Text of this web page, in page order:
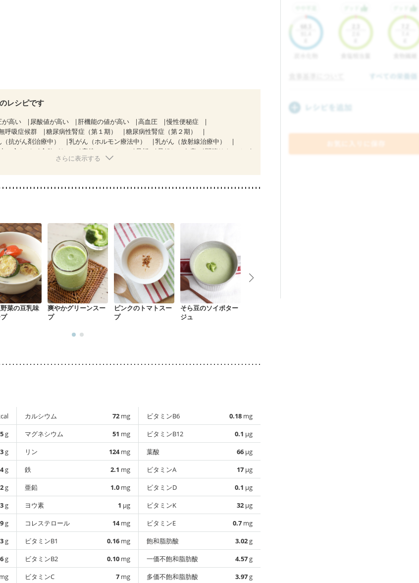
レシピです
が高い 尿酸値が高い 肝機能の値が高い 高血圧
慢性便秘症
呼吸症候群 糖尿病性腎症（第１期）
糖尿病性腎症（第２期）
抗がん剤治療中） 乳がん（ホルモン療法中）
乳がん（放射線治療中）
の方など
食欲がない 産後（ミルク） 骨折 骨粗しょう症
関節リウマチ
貧血対策 ニキビ・肌荒れ
さらに表示する
菜の豆乳味
爽やかグリーンスー
プ
ピンクのトマトスー
プ
そら豆のソイポター
ジュ
g
g
g
g
g
g
g
g
mg
カルシウム 72 mg
マグネシウム
51 mg
リン
124mg
鉄
2.1 mg
亜鉛
1.0 mg
ヨウ素
1 µg
コレステロール
14mg
ビタミンB1
0.16 mg
ビタミンB2
0.10 mg
ビタミンC
7 mg
ビタミンB6 0.18 mg
ビタミンB12
0.1 µg
葉酸
66 µg
ビタミンA
17 µg
ビタミンD
0.1 µg
ビタミンK
32 µg
ビタミンE
0.7 mg
飽和脂肪酸
3.02g
一価不飽和脂肪酸
4.57g
多価不飽和脂肪酸
3.97g